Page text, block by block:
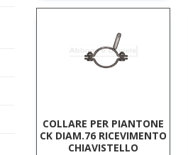
COLLARE PER PIANTONE
CK DIAM.76 RICEVIMENTO
CHIAVISTELLO